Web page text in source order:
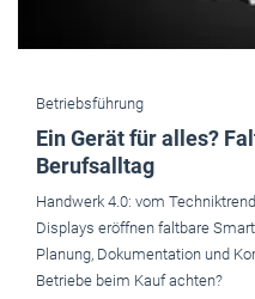
Betriebsführung
Ein Gerät für alles?
Berufsalltag
Handwerk 4.0: vom
Displays eröffnen faltbare
Planung, Dokumentation und
Betriebe beim Kauf achten?